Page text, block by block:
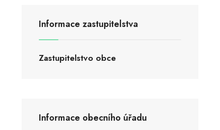
Informace zastupitelstva
Zastupitelstvo obce
Informace obecního úřadu